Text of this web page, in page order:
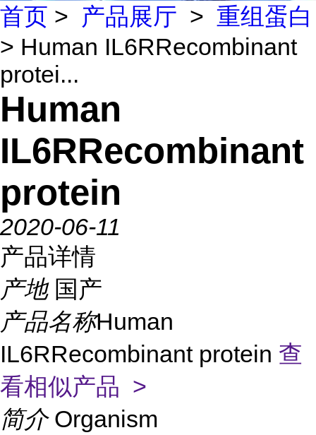
首页 > 产品展厅 > 重组蛋白
> Human IL6RRecombinant
protei...
Human
IL6RRecombinant
protein
2020-06-11
产品详情
产地 国产
产品名称Human
IL6RRecombinant protein 查
看相似产品 >
简介 Organism